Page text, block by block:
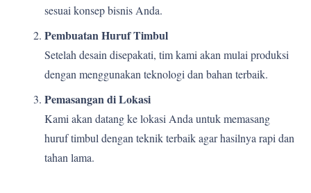
sesuai konsep bisnis Anda.
Pembuatan Huruf Timbul
Setelah desain disepakati, tim kami akan mulai produksi
dengan menggunakan teknologi dan bahan terbaik.
Pemasangan di Lokasi
Kami akan datang ke lokasi Anda untuk memasang
huruf timbul dengan teknik terbaik agar hasilnya rapi dan
tahan lama.